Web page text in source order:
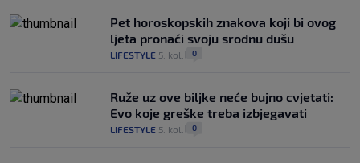
Pet horoskopskih znakova koji bi ovog
ljeta pronaći svoju srodnu dušu
LIFESTYLE 5. kol. 0
Ruže uz ove biljke neće bujno cvjetati:
Evo koje greške treba izbjegavati
LIFESTYLE 5. kol. 0